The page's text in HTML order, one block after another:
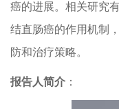
癌的进展。相关研究
结直肠癌的作用机制
防和治疗策略。
报告人简介 ：